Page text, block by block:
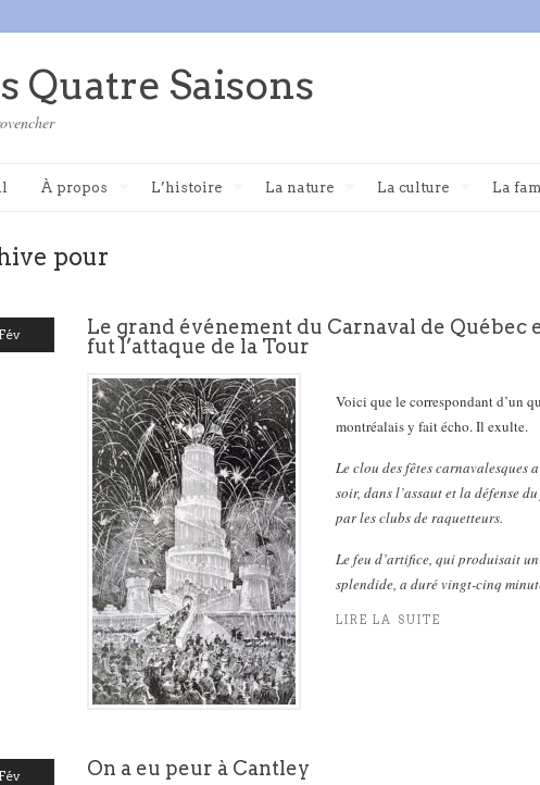
Quatre Saisons
À propos L’histoire La nature La culture La
pour
Le grand événement du Carnaval de Québec
fut l’attaque de la Tour
Voici que le correspondant d’un
montréalais y fait écho. Il exulte.
Le clou des fêtes carnavalesques
soir, dans l’assaut et la défense
par les clubs de raquetteurs.
Le feu d’artifice, qui produisait
splendide, a duré vingt-cinq
LIRE LA SUITE
On a eu peur à Cantley